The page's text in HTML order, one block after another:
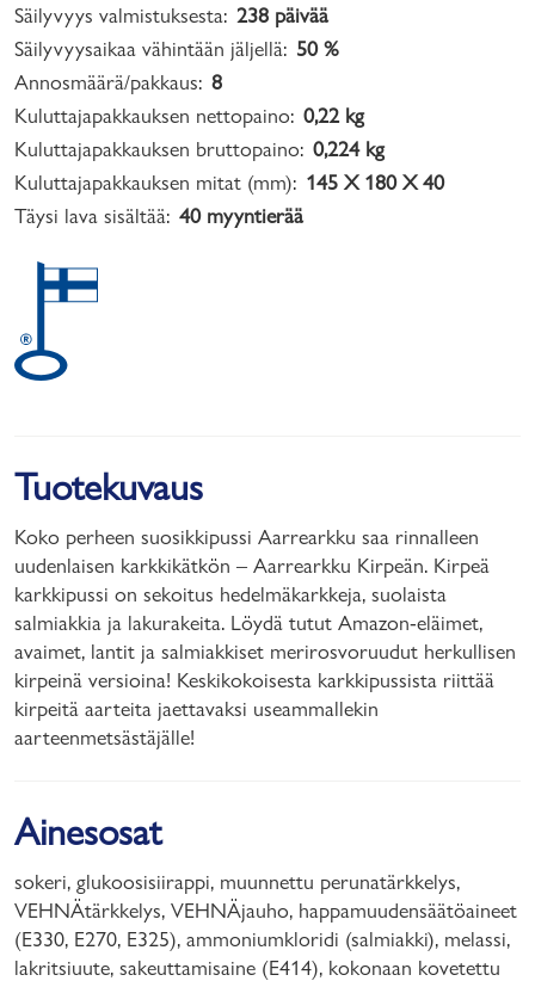
Säilyvyys valmistuksesta: 238 päivää
Säilyvyysaikaa vähintään jäljellä: 50 %
Annosmäärä/pakkaus: 8
Kuluttajapakkauksen nettopaino: 0,22 kg
Kuluttajapakkauksen bruttopaino: 0,224 kg
Kuluttajapakkauksen mitat (mm): 145 X 180 X 40
Täysi lava sisältää: 40 myyntierää
Tuotekuvaus
Koko perheen suosikkipussi Aarrearkku saa rinnalleen
uudenlaisen karkkikätkön – Aarrearkku Kirpeän. Kirpeä
karkkipussi on sekoitus hedelmäkarkkeja, suolaista
salmiakkia ja lakurakeita. Löydä tutut Amazon-eläimet,
avaimet, lantit ja salmiakkiset merirosvoruudut herkullisen
kirpeinä versioina! Keskikokoisesta karkkipussista riittää
kirpeitä aarteita jaettavaksi useammallekin
aarteenmetsästäjälle!
Ainesosat
sokeri, glukoosisiirappi, muunnettu perunatärkkelys,
VEHNÄtärkkelys, VEHNÄjauho, happamuudensäätöaineet
(E330, E270, E325), ammoniumkloridi (salmiakki), melassi,
lakritsiuute, sakeuttamisaine (E414), kokonaan kovetettu